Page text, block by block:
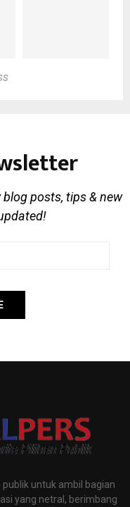
posts, tips & new
untuk ambil bagian
yang netral, berimbang